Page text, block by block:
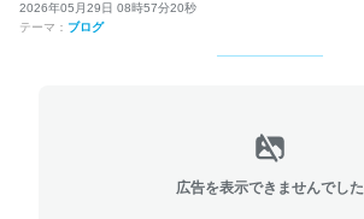
2026年05月29日 08時57分20秒
テーマ： ブログ
広告を表示できませんでした